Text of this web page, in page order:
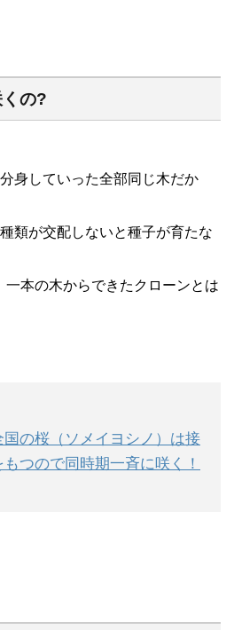
の?
身していった全部同じ木だか
類が交配しないと種子が育たな
本の木からできたクローンとは
の桜（ソメイヨシノ）は接
つので同時期一斉に咲く！